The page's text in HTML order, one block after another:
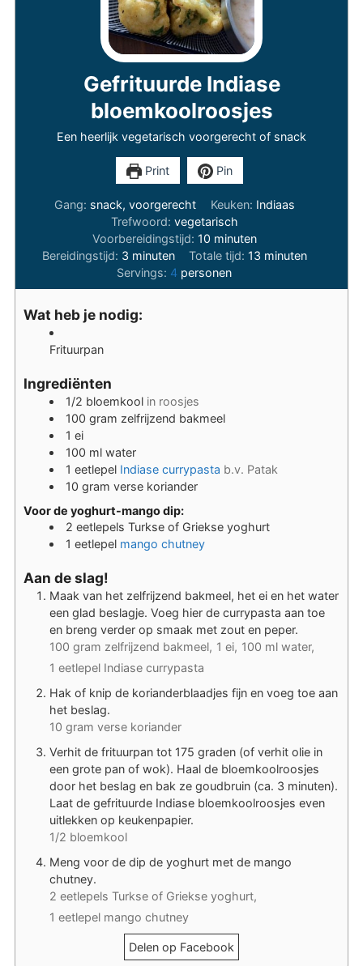
Gefrituurde Indiase
bloemkoolroosjes
Een heerlijk vegetarisch voorgerecht of snack
Print Pin
Gang: snack, voorgerecht Keuken: Indiaas
Trefwoord: vegetarisch
Voorbereidingstijd: 10minuten
minuten
Bereidingstijd: 3minuten
minuten Totale tijd: 13 minuten
minuten
Servings: 4 personen
Wat heb je nodig:
Frituurpan
Ingrediënten
1/2 bloemkool in roosjes
100 gram zelfrijzend bakmeel
1 ei
100 ml water
1 eetlepel Indiase currypasta b.v. Patak
10 gram verse koriander
Voor de yoghurt-mango dip:
2 eetlepels Turkse of Griekse yoghurt
1 eetlepel mango chutney
Aan de slag!
Maak van het zelfrijzend bakmeel, het ei en het water
een glad beslagje. Voeg hier de currypasta aan toe
en breng verder op smaak met zout en peper.
100 gram zelfrijzend bakmeel, 1 ei, 100 ml water,
1 eetlepel Indiase currypasta
Hak of knip de korianderblaadjes fijn en voeg toe aan
het beslag.
10 gram verse koriander
Verhit de frituurpan tot 175 graden (of verhit olie in
een grote pan of wok). Haal de bloemkoolroosjes
door het beslag en bak ze goudbruin (ca. 3 minuten).
Laat de gefrituurde Indiase bloemkoolroosjes even
uitlekken op keukenpapier.
1/2 bloemkool
Meng voor de dip de yoghurt met de mango
chutney.
2 eetlepels Turkse of Griekse yoghurt,
1 eetlepel mango chutney
Delen op Facebook